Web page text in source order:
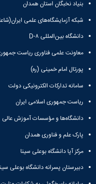
کمیته
ترفیع
شورای
فرهنگی
دانشکده
آیین‌نامه‌های
معاونت
آموزشی
صنایع
سیستم
تولید
of
Stress
Analysis
دفتر
صنعت
کارآموزی
مراکز
مرتبط
بنیاد
نخبگان
شرکت
بنیاد نخبگان استان همدان
شبکه آزمایشگاه‌های علمی
دانشگاه بین‌المللی D-۸
معاونت علمی فناوری ریاست
پورتال امام خمینی (ره)
سامانه تدارکات الکترونیکی دولت
ریاست جمهوری اسلامی ایران
دانشگاه‌ها و مؤسسات آموزش عالی
پارک علم و فناوری همدان
مرکز آپا دانشگاه بوعلی سینا
دبیرستان پسرانه دانشگاه بوعلی